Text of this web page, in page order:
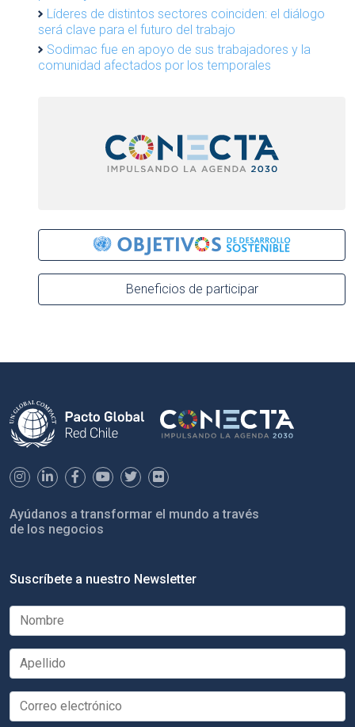
Líderes de distintos sectores coinciden: el diálogo
será clave para el futuro del trabajo
Sodimac fue en apoyo de sus trabajadores y la
comunidad afectados por los temporales
Beneficios de participar
Ayúdanos a transformar el mundo a través
de los negocios
Suscríbete a nuestro Newsletter